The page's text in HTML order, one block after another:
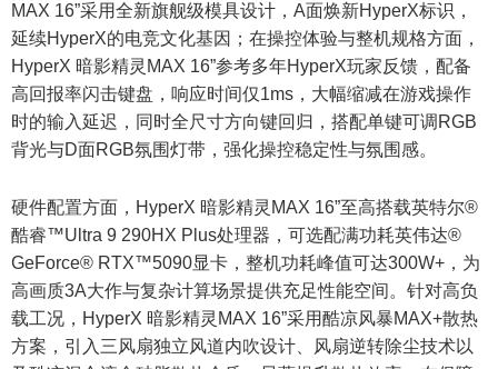
MAX 16”采用全新旗舰级模具设计，A面焕新HyperX标识，
延续HyperX的电竞文化基因；在操控体验与整机规格方面，
HyperX 暗影精灵MAX 16”参考多年HyperX玩家反馈，配备
高回报率闪击键盘，响应时间仅1ms，大幅缩减在游戏操作
时的输入延迟，同时全尺寸方向键回归，搭配单键可调RGB
背光与D面RGB氛围灯带，强化操控稳定性与氛围感。
硬件配置方面，HyperX 暗影精灵MAX 16”至高搭载英特尔®
酷睿™Ultra 9 290HX Plus处理器，可选配满功耗英伟达®
GeForce® RTX™5090显卡，整机功耗峰值可达300W+，为
高画质3A大作与复杂计算场景提供充足性能空间。针对高负
载工况，HyperX 暗影精灵MAX 16”采用酷凉风暴MAX+散热
方案，引入三风扇独立风道内吹设计、风扇逆转除尘技术以